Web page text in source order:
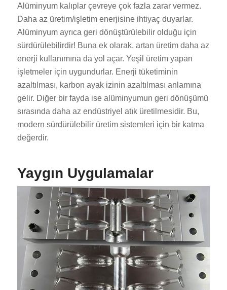
Alüminyum kalıplar çevreye çok fazla zarar vermez.
Daha az üretim/işletim enerjisine ihtiyaç duyarlar.
Alüminyum ayrıca geri dönüştürülebilir olduğu için
sürdürülebilirdir! Buna ek olarak, artan üretim daha az
enerji kullanımına da yol açar. Yeşil üretim yapan
işletmeler için uygundurlar. Enerji tüketiminin
azaltılması, karbon ayak izinin azaltılması anlamına
gelir. Diğer bir fayda ise alüminyumun geri dönüşümü
sırasında daha az endüstriyel atık üretilmesidir. Bu,
modern sürdürülebilir üretim sistemleri için bir katma
değerdir.
Yaygın Uygulamalar